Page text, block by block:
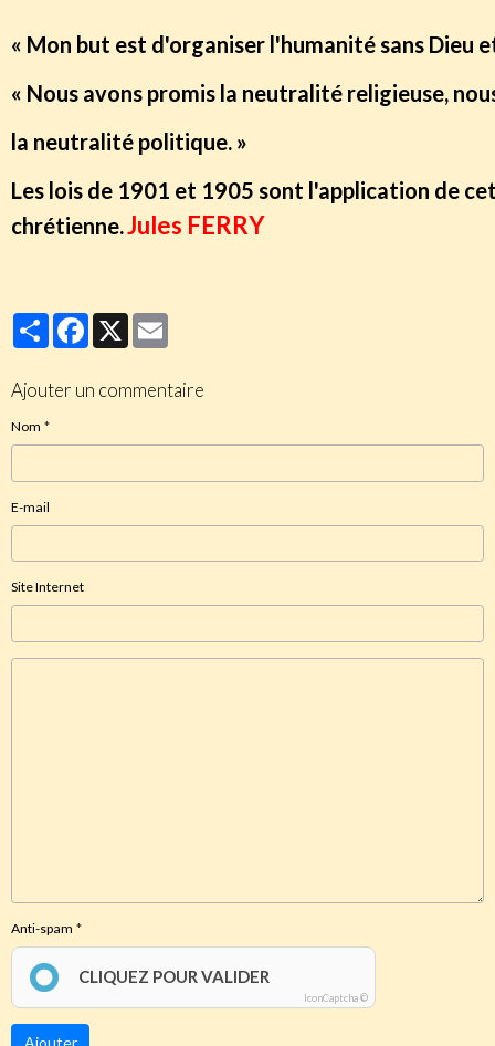
« Mon but est d'organiser l'humanité sans Dieu
« Nous avons promis la neutralité religieuse,
la neutralité politique. »
Les lois de 1901 et 1905 sont l'application de
chrétienne.Jules FERRY
PartagerFacebook
X
Ajouter un commentaire
Nom
E-mail
Site Internet
Anti-spam
CLIQUEZ POUR VALIDER
IconCaptcha ©